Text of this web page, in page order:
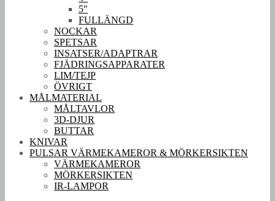
5″
FULLÄNGD
NOCKAR
SPETSAR
INSATSER/ADAPTRAR
FJÄDRINGSAPPARATER
LIM/TEJP
ÖVRIGT
MÅLMATERIAL
MÅLTAVLOR
3D-DJUR
BUTTAR
KNIVAR
PULSAR VÄRMEKAMEROR & MÖRKERSIKTEN
VÄRMEKAMEROR
MÖRKERSIKTEN
IR-LAMPOR